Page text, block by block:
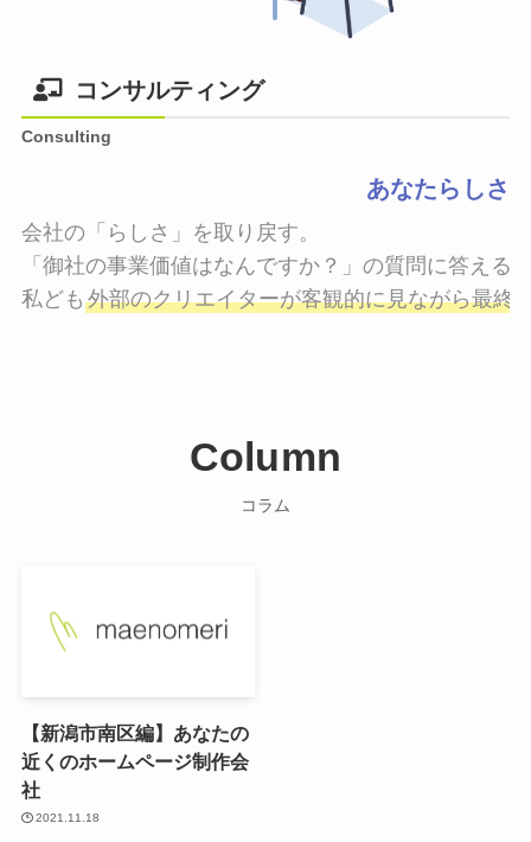
コンサルティング
Consulting
あなたらしさ
会社の「らしさ」を取り戻す。
「御社の事業価値はなんですか？」の質問に答える
私ども 外部のクリエイターが客観的に見ながら最終
Column
コラム
【新潟市南区編】あなたの
近くのホームページ制作会
社
2021.11.18